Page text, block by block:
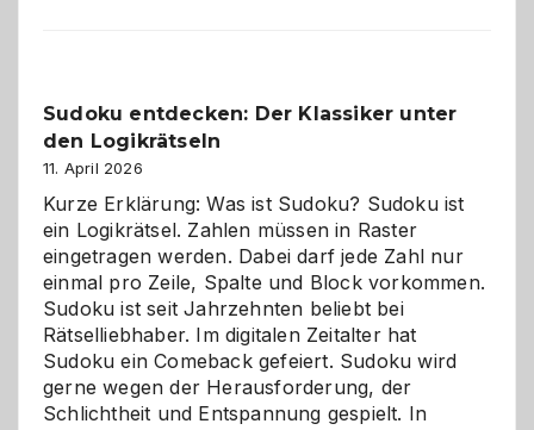
Sudoku entdecken: Der Klassiker unter
den Logikrätseln
11. April 2026
Kurze Erklärung: Was ist Sudoku? Sudoku ist
ein Logikrätsel. Zahlen müssen in Raster
eingetragen werden. Dabei darf jede Zahl nur
einmal pro Zeile, Spalte und Block vorkommen.
Sudoku ist seit Jahrzehnten beliebt bei
Rätselliebhaber. Im digitalen Zeitalter hat
Sudoku ein Comeback gefeiert. Sudoku wird
gerne wegen der Herausforderung, der
Schlichtheit und Entspannung gespielt. In